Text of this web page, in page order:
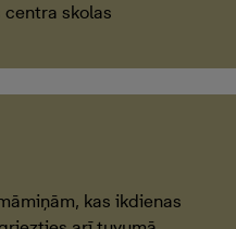
skolas
kas ikdienas